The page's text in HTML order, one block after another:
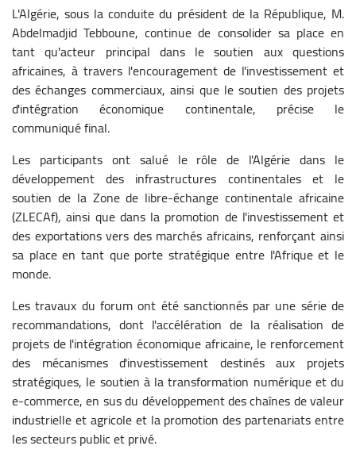
L'Algérie, sous la conduite du président de la République, M.
Abdelmadjid Tebboune, continue de consolider sa place en
tant qu'acteur principal dans le soutien aux questions
africaines, à travers l'encouragement de l'investissement et
des échanges commerciaux, ainsi que le soutien des projets
d'intégration économique continentale, précise le
communiqué final.
Les participants ont salué le rôle de l'Algérie dans le
développement des infrastructures continentales et le
soutien de la Zone de libre-échange continentale africaine
(ZLECAf), ainsi que dans la promotion de l'investissement et
des exportations vers des marchés africains, renforçant ainsi
sa place en tant que porte stratégique entre l'Afrique et le
monde.
Les travaux du forum ont été sanctionnés par une série de
recommandations, dont l'accélération de la réalisation de
projets de l'intégration économique africaine, le renforcement
des mécanismes d'investissement destinés aux projets
stratégiques, le soutien à la transformation numérique et du
e-commerce, en sus du développement des chaînes de valeur
industrielle et agricole et la promotion des partenariats entre
les secteurs public et privé.